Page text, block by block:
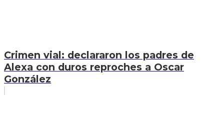
Crimen vial: declararon los padres de
Alexa con duros reproches a Oscar
González